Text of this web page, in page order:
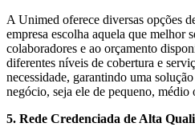
A Unimed oferece diversas opções
empresa escolha aquela que melhor
colaboradores e ao orçamento
diferentes níveis de cobertura e
necessidade, garantindo uma
negócio, seja ele de pequeno, médio
5. Rede Credenciada de Alta